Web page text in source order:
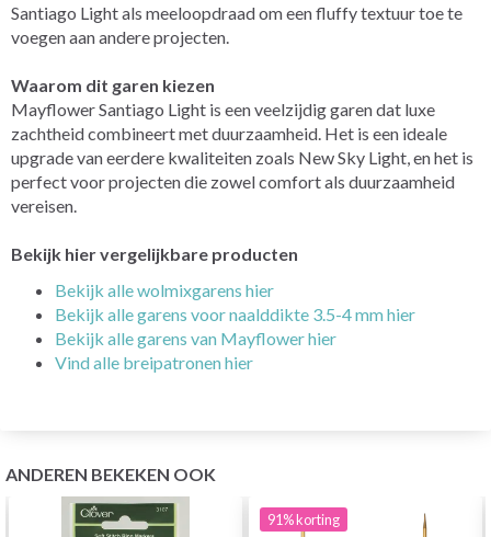
Santiago Light als meeloopdraad om een fluffy textuur toe te
voegen aan andere projecten.
Waarom dit garen kiezen
Mayflower Santiago Light is een veelzijdig garen dat luxe
zachtheid combineert met duurzaamheid. Het is een ideale
upgrade van eerdere kwaliteiten zoals New Sky Light, en het is
perfect voor projecten die zowel comfort als duurzaamheid
vereisen.
Bekijk hier vergelijkbare producten
Bekijk alle wolmixgarens hier
Bekijk alle garens voor naalddikte 3.5-4 mm hier
Bekijk alle garens van Mayflower hier
Vind alle breipatronen hier
ANDEREN BEKEKEN OOK
91%korting